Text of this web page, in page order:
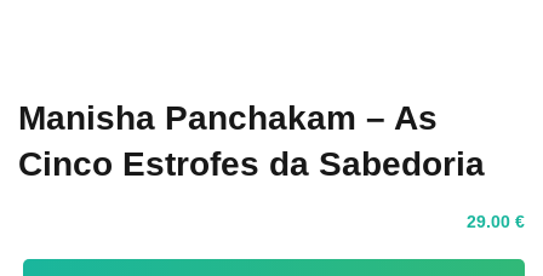
Manisha Panchakam – As
Cinco Estrofes da Sabedoria
29.00 €
Already have an account?Sign in